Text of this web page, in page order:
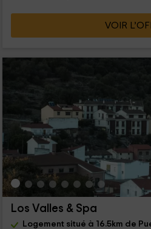
VOIR
Los Valles & Spa
Logement situé à 16.5km de